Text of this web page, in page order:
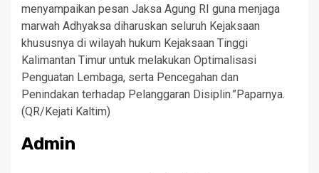
menyampaikan pesan Jaksa Agung RI guna menjaga
marwah Adhyaksa diharuskan seluruh Kejaksaan
khususnya di wilayah hukum Kejaksaan Tinggi
Kalimantan Timur untuk melakukan Optimalisasi
Penguatan Lembaga, serta Pencegahan dan
Penindakan terhadap Pelanggaran Disiplin.”Paparnya.
(QR/Kejati Kaltim)
Admin